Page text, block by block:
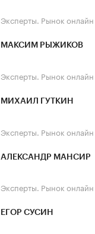
Эксперты. Рынок онлайн
МАКСИМ РЫЖИКОВ
Эксперты. Рынок онлайн
МИХАИЛ ГУТКИН
Эксперты. Рынок онлайн
АЛЕКСАНДР МАНСИР
Эксперты. Рынок онлайн
ЕГОР СУСИН